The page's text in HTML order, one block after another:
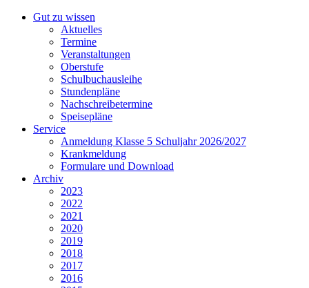
Gut zu wissen
Aktuelles
Termine
Veranstaltungen
Oberstufe
Schulbuchausleihe
Stundenpläne
Nachschreibetermine
Speisepläne
Service
Anmeldung Klasse 5 Schuljahr 2026/2027
Krankmeldung
Formulare und Download
Archiv
2023
2022
2021
2020
2019
2018
2017
2016